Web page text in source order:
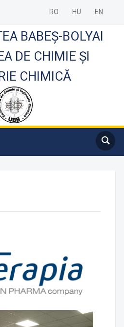
RO HU EN
BABEȘ-BOLYAI
DE CHIMIE ȘI
CHIMICĂ